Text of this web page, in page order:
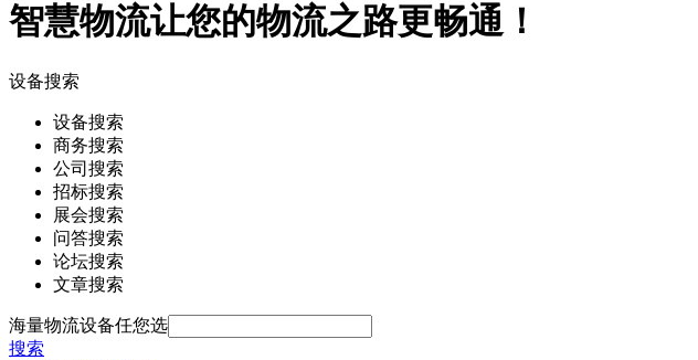
智慧物流让您的物流之路更畅通！
设备搜索
设备搜索
商务搜索
公司搜索
招标搜索
展会搜索
问答搜索
论坛搜索
文章搜索
海量物流设备任您选
搜索